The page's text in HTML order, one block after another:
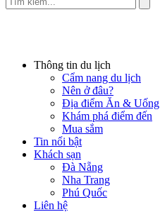
Thông tin du lịch
Cẩm nang du lịch
Nên ở đâu?
Địa điểm Ăn & Uống
Khám phá điểm đến
Mua sắm
Tin nổi bật
Khách sạn
Đà Nẵng
Nha Trang
Phú Quốc
Liên hệ